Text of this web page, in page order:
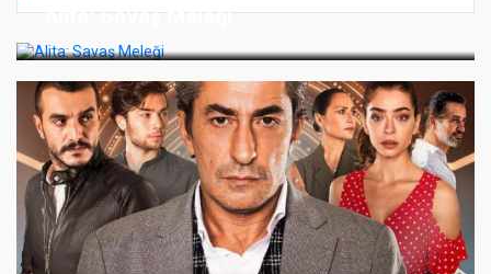
Alita: Savaş Meleği